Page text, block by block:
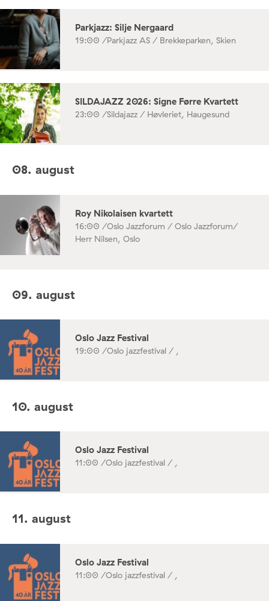
Parkjazz: Silje Nergaard
19:00 /Parkjazz AS / Brekkeparken, Skien
SILDAJAZZ 2026: Signe Førre Kvartett
23:00 /Sildajazz / Høvleriet, Haugesund
08. august
Roy Nikolaisen kvartett
16:00 /Oslo Jazzforum / Oslo Jazzforum/
Herr Nilsen, Oslo
09. august
Oslo Jazz Festival
19:00 /Oslo jazzfestival / ,
10. august
Oslo Jazz Festival
11:00 /Oslo jazzfestival / ,
11. august
Oslo Jazz Festival
11:00 /Oslo jazzfestival / ,